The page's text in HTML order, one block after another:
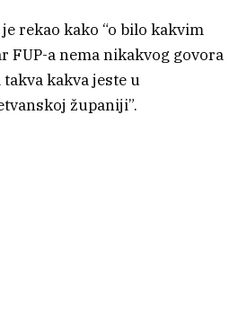
rekao kako “o bilo kakvim
FUP-a nema nikakvog govora
kakva jeste u
županiji”.